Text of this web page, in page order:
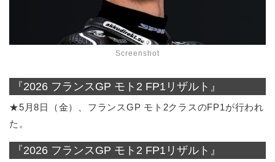
Screenshot
『2026 フランスGP モト2 FP1リザルト』
★5月8日（金）、フランスGP モト2クラスのFP1が行われ
た。
『2026 フランスGP モト2 FP1リザルト』